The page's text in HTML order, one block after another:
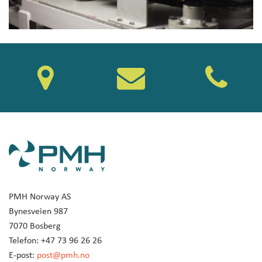
PMH Norway AS
Bynesveien 987
7070 Bosberg
Telefon: +47 73 96 26 26
E-post: post@pmh.no